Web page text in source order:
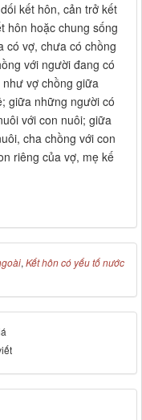
kết hôn, cản trở kết
hôn hoặc chung sống
có vợ, chưa có chồng
với người đang có
vợ chồng giữa
giữa những người có
với con nuôi; giữa
cha chồng với con
riêng của vợ, mẹ kế
, Kết hôn có yếu tố nước